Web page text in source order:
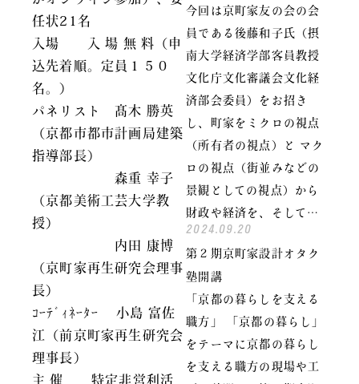
任状21名
入場 入 場 無 料（申
込先着順。定員１５０
名。）
パネリスト 髙木 勝英
（京都市都市計画局建築
指導部長）
森重 幸子
（京都美術工芸大学教
授）
内田 康博
（京町家再生研究会理事
長）
ｺｰﾃﾞｨﾈｰﾀｰ 小島 富佐
江（前京町家再生研究会
理事長）
主 催 特定非営利活
今回は京町家友の会の会
員である後藤和子氏（摂
南大学経済学部客員教授
文化庁文化審議会文化経
済部会委員）をお招き
し、町家をミクロの視点
（所有者の視点）と マク
ロの視点（街並みなどの
景観としての視点）から
財政や経済を、そして…
2024.09.20
第２期京町家設計オタク
塾開講
「京都の暮らしを支える
職方」 「京都の暮らし」
をテーマに京都の暮らし
を支える職方の現場や工